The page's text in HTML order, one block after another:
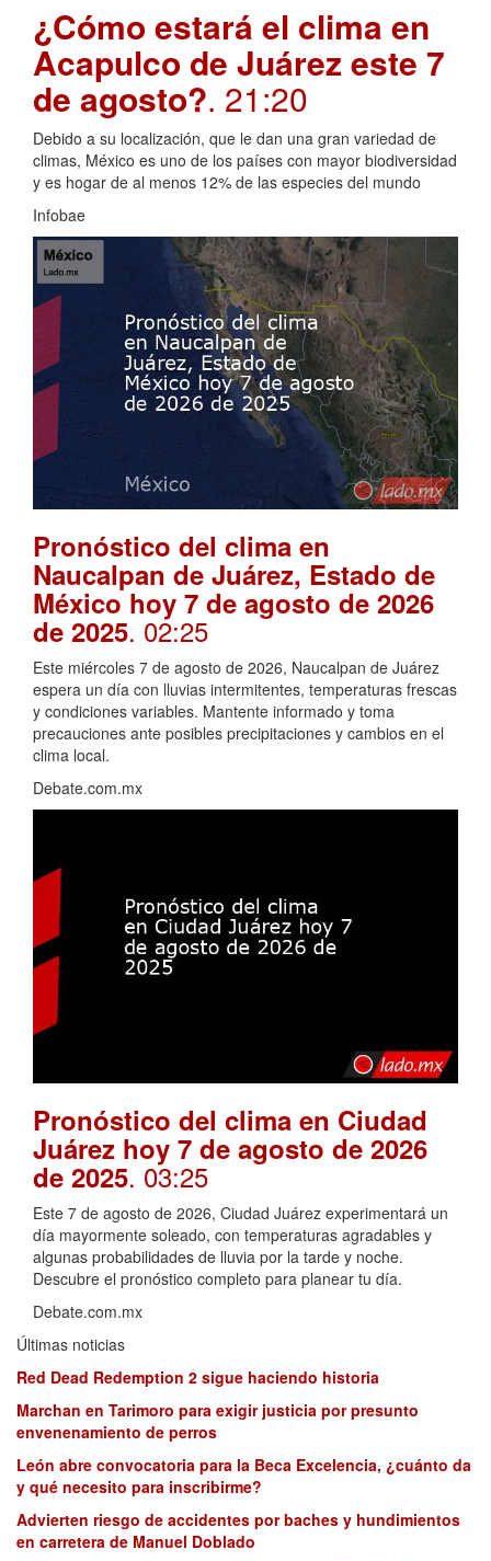
¿Cómo estará el clima en
Acapulco de Juárez este 7
de agosto?. 21:20
Debido a su localización, que le dan una gran variedad de
climas, México es uno de los países con mayor biodiversidad
y es hogar de al menos 12% de las especies del mundo
Infobae
Pronóstico del clima en
Naucalpan de Juárez, Estado de
México hoy 7 de agosto de 2026
de 2025. 02:25
Este miércoles 7 de agosto de 2026, Naucalpan de Juárez
espera un día con lluvias intermitentes, temperaturas frescas
y condiciones variables. Mantente informado y toma
precauciones ante posibles precipitaciones y cambios en el
clima local.
Debate.com.mx
Pronóstico del clima en Ciudad
Juárez hoy 7 de agosto de 2026
de 2025. 03:25
Este 7 de agosto de 2026, Ciudad Juárez experimentará un
día mayormente soleado, con temperaturas agradables y
algunas probabilidades de lluvia por la tarde y noche.
Descubre el pronóstico completo para planear tu día.
Debate.com.mx
Últimas noticias
Red Dead Redemption 2 sigue haciendo historia
Marchan en Tarimoro para exigir justicia por presunto
envenenamiento de perros
León abre convocatoria para la Beca Excelencia, ¿cuánto da
y qué necesito para inscribirme?
Advierten riesgo de accidentes por baches y hundimientos
en carretera de Manuel Doblado